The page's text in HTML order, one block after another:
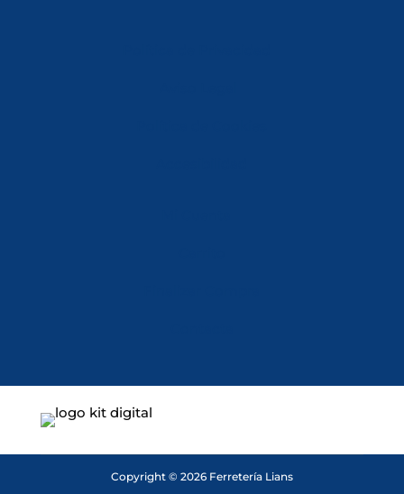
Copyright © 2026 Ferretería Lians